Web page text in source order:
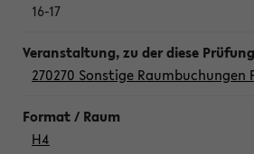
16-17
270270 Sonstige Raumbuchungen
H4